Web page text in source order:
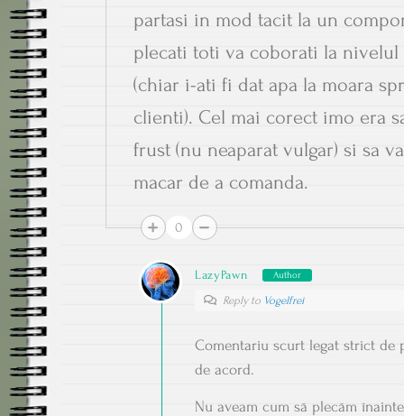
partasi in mod tacit la un
plecati toti va coborati la nivelul
(chiar i-ati fi dat apa la moara
clienti). Cel mai corect imo era
frust (nu neaparat vulgar) si sa
macar de a comanda.
0
LazyPawn Author
Reply to Vogelfrei
Comentariu scurt legat strict de
de acord.
Nu aveam cum să plecăm